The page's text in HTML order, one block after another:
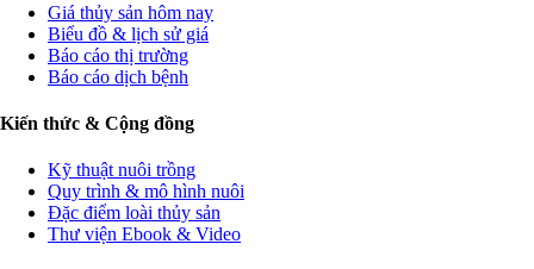
Giá thủy sản hôm nay
Biểu đồ & lịch sử giá
Báo cáo thị trường
Báo cáo dịch bệnh
Kiến thức & Cộng đồng
Kỹ thuật nuôi trồng
Quy trình & mô hình nuôi
Đặc điểm loài thủy sản
Thư viện Ebook & Video